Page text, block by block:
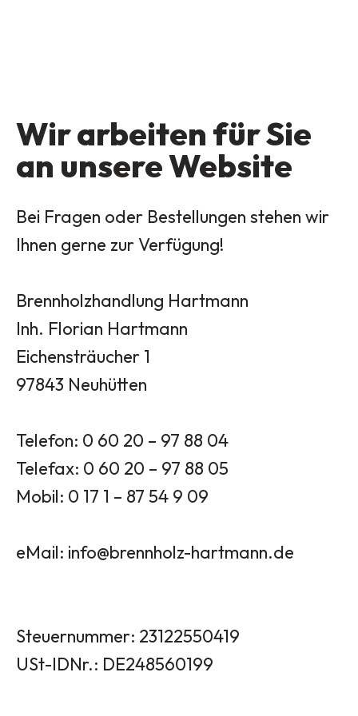
Wir arbeiten für Sie
an unsere Website
Bei Fragen oder Bestellungen stehen wir
Ihnen gerne zur Verfügung!
Brennholzhandlung Hartmann
Inh. Florian Hartmann
Eichensträucher 1
97843 Neuhütten
Telefon: 0 60 20 – 97 88 04
Telefax: 0 60 20 – 97 88 05
Mobil: 0 17 1 – 87 54 9 09
eMail: info@brennholz-hartmann.de
Steuernummer: 23122550419
USt-IDNr.: DE248560199